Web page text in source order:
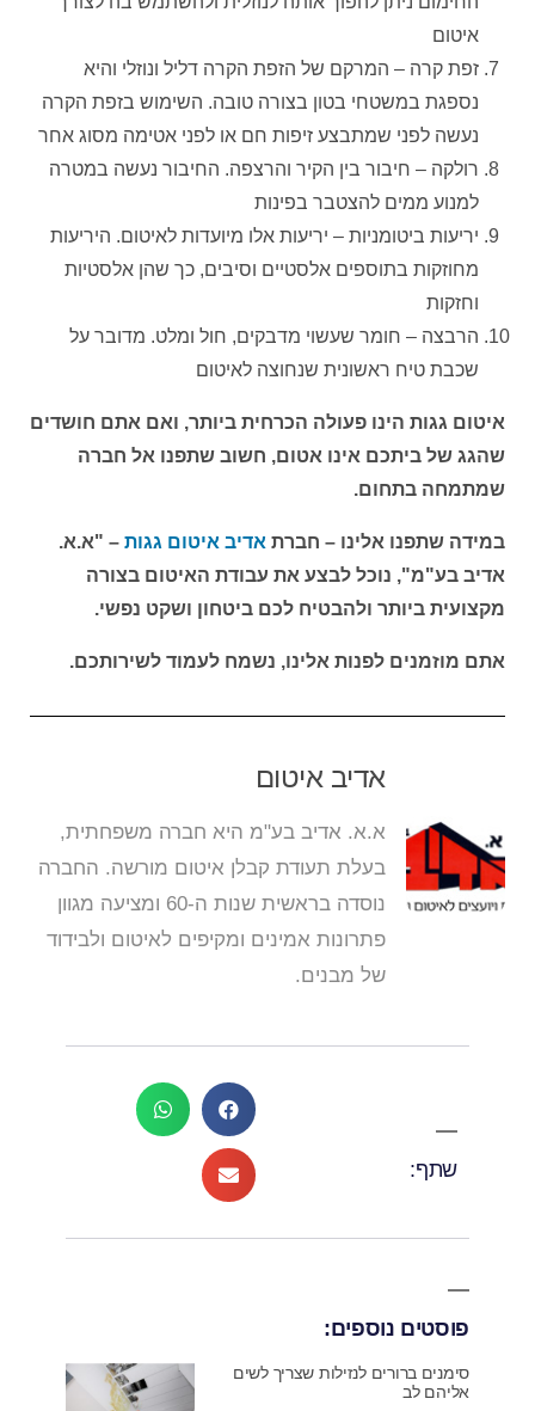
איטום
זפת קרה – המרקם של הזפת הקרה דליל ונוזלי והיא
נספגת במשטחי בטון בצורה טובה. השימוש בזפת הקרה
נעשה לפני שמתבצע זיפות חם או לפני אטימה מסוג אחר
רולקה – חיבור בין הקיר והרצפה. החיבור נעשה במטרה
למנוע ממים להצטבר בפינות
יריעות ביטומניות – יריעות אלו מיועדות לאיטום. היריעות
מחוזקות בתוספים אלסטיים וסיבים, כך שהן אלסטיות
וחזקות
הרבצה – חומר שעשוי מדבקים, חול ומלט. מדובר על
שכבת טיח ראשונית שנחוצה לאיטום
איטום גגות הינו פעולה הכרחית ביותר, ואם אתם חושדים
שהגג של ביתכם אינו אטום, חשוב שתפנו אל חברה
שמתמחה בתחום.
במידה שתפנו אלינו – חברת אדיב איטום גגות – "א.א.
אדיב בע"מ", נוכל לבצע את עבודת האיטום בצורה
מקצועית ביותר ולהבטיח לכם ביטחון ושקט נפשי.
אתם מוזמנים לפנות אלינו, נשמח לעמוד לשירותכם.
אדיב איטום
א.א. אדיב בע"מ היא חברה משפחתית,
בעלת תעודת קבלן איטום מורשה. החברה
נוסדה בראשית שנות ה-60 ומציעה מגוון
פתרונות אמינים ומקיפים לאיטום ולבידוד
של מבנים.
שתף:
פוסטים נוספים:
סימנים ברורים לנזילות שצריך לשים
אליהם לב